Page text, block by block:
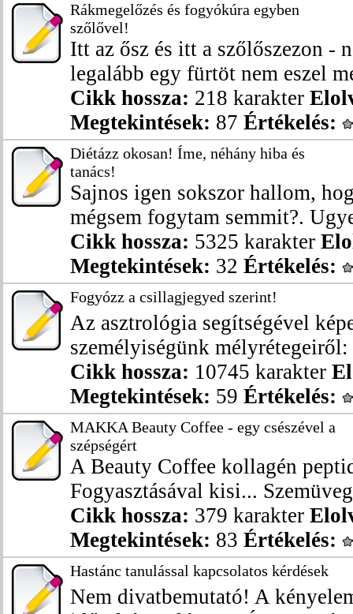
Rákmegelőzés és fogyókúra egyben
szőlővel!
Itt az ősz és itt a szőlőszezon -
legalább egy fürtöt nem eszel
Cikk hossza: 218 karakter
Megtekintések: 87 Értékelés:
Diétázz okosan! Íme, néhány hiba és
tanács!
Sajnos igen sokszor hallom,
mégsem fogytam semmit?.
Cikk hossza: 5325 karakter
Megtekintések: 32 Értékelés:
Fogyózz a csillagjegyed szerint!
Az asztrológia segítségével
személyiségünk
Cikk hossza: 10745 karakter
Megtekintések: 59 Értékelés:
MAKKA Beauty Coffee - egy csészével a
szépségért
A Beauty Coffee kollagén
Fogyasztásával kisi...
Cikk hossza: 379 karakter
Megtekintések: 83 Értékelés:
Hastánc tanulással kapcsolatos kérdések
Nem divatbemutató! A